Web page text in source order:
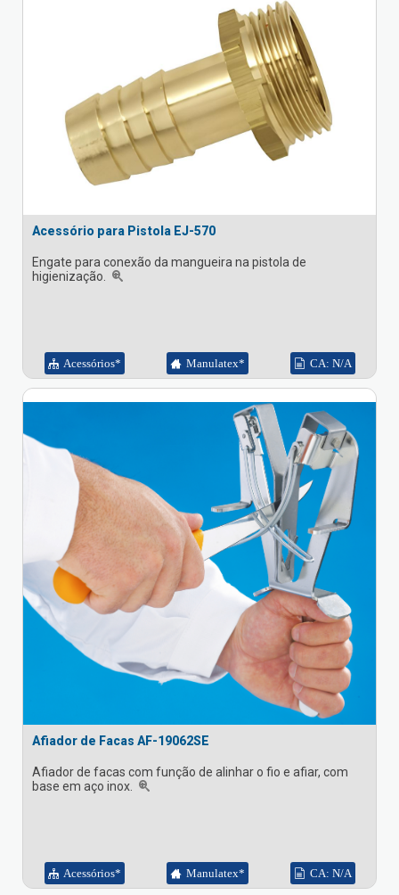
Acessório para Pistola EJ-570
Engate para conexão da mangueira na pistola de
higienização.
Acessórios* Manulatex* CA: N/A
Afiador de Facas AF-19062SE
Afiador de facas com função de alinhar o fio e afiar, com
base em aço inox.
Acessórios* Manulatex* CA: N/A